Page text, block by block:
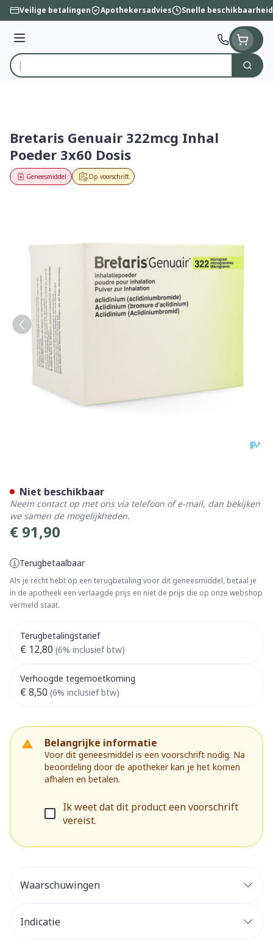
Ga naar de inhoud
Veilige betalingen Apothekersadvies Snelle beschikbaarheid
Menu
Product, merk, categorie...
Zoek
Bretaris Genuair 322mcg Inhal
Poeder 3x60 Dosis
Op voorschrift
Geneesmiddel
€ 91,90
Terugbetaalbaar
Als je recht hebt op een terugbetaling voor dit geneesmiddel, betaal je
in de apotheek een verlaagde prijs en niet de prijs die op onze webshop
vermeld staat.
Terugbetalingstarief
€ 12,80 (6% inclusief btw)
Verhoogde tegemoetkoming
€ 8,50 (6% inclusief btw)
Belangrijke informatie
Voor dit geneesmiddel is een voorschrift nodig. Na
beoordeling door de apotheker kan je het komen
afhalen en betalen.
Ik weet dat dit product een voorschrift
vereist.
Niet beschikbaar
Neem contact op met ons via telefoon of e-mail, dan bekijken
we samen de mogelijkheden.
Waarschuwingen
Indicatie